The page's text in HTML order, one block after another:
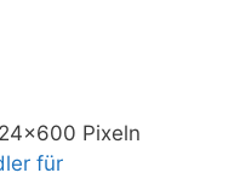
Pixeln
für